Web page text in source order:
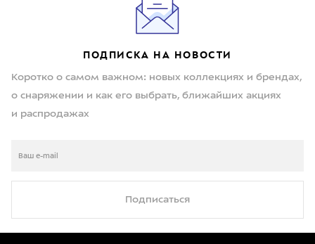
ПОДПИСКА НА НОВОСТИ
Коротко о самом важном: новых коллекциях и брендах,
о снаряжении и как его выбрать, ближайших акциях
и распродажах
Подписаться